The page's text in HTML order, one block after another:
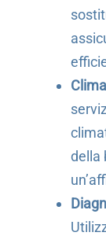
della